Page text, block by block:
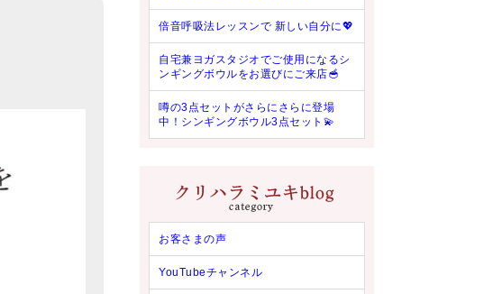
倍音呼吸法レッスンで 新しい自分に💖
自宅兼ヨガスタジオでご使用になるシ
ンギングボウルをお選びにご来店🥣
噂の3点セットがさらにさらに登場
中！シンギングボウル3点セット💫
お客さまの声
YouTubeチャンネル